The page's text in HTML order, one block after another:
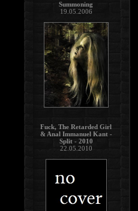
Summoning
19.05.2006
Fuck, The Retarded Girl
& Anal Immanuel Kant -
Split - 2010
22.05.2010